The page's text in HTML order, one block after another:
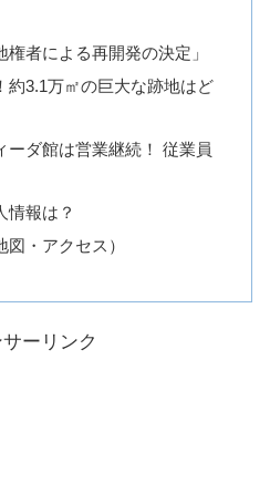
権者による再開発の決定」
約3.1万㎡の巨大な跡地はど
ーダ館は営業継続！ 従業員
情報は？
・アクセス）
ーリンク